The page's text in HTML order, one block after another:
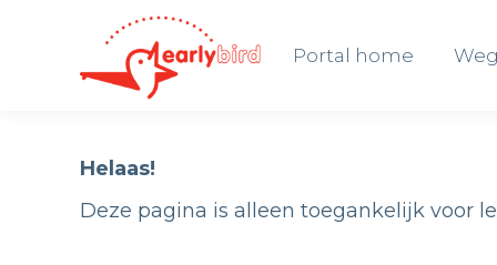
Portal home
Helaas!
Deze pagina is alleen toegankelijk voor
Portal home